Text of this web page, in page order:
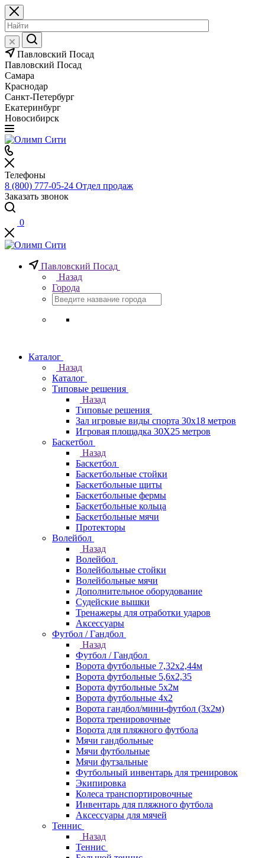
Павловский Посад
Павловский Посад
Самара
Краснодар
Санкт-Петербург
Екатеринбург
Новосибирск
Телефоны
8 (800) 777-05-24 Отдел продаж
Заказать звонок
0
Павловский Посад
Назад
Города
Каталог
Назад
Каталог
Типовые решения
Назад
Типовые решения
Зал игровые виды спорта 30x18 метров
Игровая площадка 30Х25 метров
Баскетбол
Назад
Баскетбол
Баскетбольные стойки
Баскетбольные щиты
Баскетбольные фермы
Баскетбольные кольца
Баскетбольные мячи
Протекторы
Волейбол
Назад
Волейбол
Волейбольные стойки
Волейбольные мячи
Дополнительное оборудование
Судейские вышки
Тренажеры для отработки ударов
Аксессуары
Футбол / Гандбол
Назад
Футбол / Гандбол
Ворота футбольные 7,32х2,44м
Ворота футбольные 5,6х2,35
Ворота футбольные 5х2м
Ворота футбольные 4х2
Ворота гандбол/мини-футбол (3х2м)
Ворота тренировочные
Ворота для пляжного футбола
Мячи гандбольные
Мячи футбольные
Мячи футзальные
Футбольный инвентарь для тренировок
Экипировка
Колеса транспортировочные
Инвентарь для пляжного футбола
Аксессуары для мячей
Теннис
Назад
Теннис